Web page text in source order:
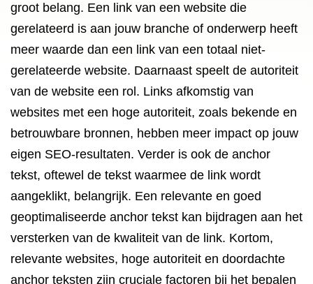
groot belang. Een link van een website die
gerelateerd is aan jouw branche of onderwerp heeft
meer waarde dan een link van een totaal niet-
gerelateerde website. Daarnaast speelt de autoriteit
van de website een rol. Links afkomstig van
websites met een hoge autoriteit, zoals bekende en
betrouwbare bronnen, hebben meer impact op jouw
eigen SEO-resultaten. Verder is ook de anchor
tekst, oftewel de tekst waarmee de link wordt
aangeklikt, belangrijk. Een relevante en goed
geoptimaliseerde anchor tekst kan bijdragen aan het
versterken van de kwaliteit van de link. Kortom,
relevante websites, hoge autoriteit en doordachte
anchor teksten zijn cruciale factoren bij het bepalen